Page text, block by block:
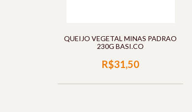
QUEIJO VEGETAL MINAS PADRAO
230G BASI.CO
R$31,50